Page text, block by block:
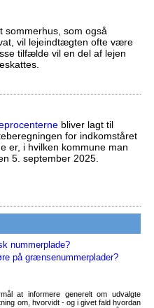
sommerhus, som også
vil lejeindtægten ofte være
tilfælde vil en del af lejen
bliver lagt til
for indkomståret
er, i hvilken kommune man
5. september 2025.
nummerplade?
på grænsenummerplader?
at informere generelt om udvalgte
om, hvorvidt - og i givet fald hvordan